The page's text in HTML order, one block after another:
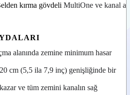
kırma gövdeli MultiOne ve kanal
alanında zemine minimum hasar
cm (5,5 ila 7,9 inç) genişliğinde bir
ve tüm zemini kanalın sağ